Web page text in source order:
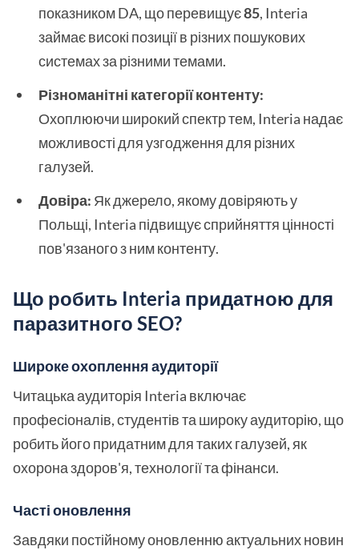
показником DA, що перевищує85, Interia
займає високі позиції в різних пошукових
системах за різними темами.
Різноманітні категорії контенту:
Охоплюючи широкий спектр тем, Interia надає
можливості для узгодження для різних
галузей.
Довіра: Як джерело, якому довіряють у
Польщі, Interia підвищує сприйняття цінності
пов'язаного з ним контенту.
Що робить Interia придатною для
паразитного SEO?
Широке охоплення аудиторії
Читацька аудиторія Interia включає
професіоналів, студентів та широку аудиторію, що
робить його придатним для таких галузей, як
охорона здоров'я, технології та фінанси.
Часті оновлення
Завдяки постійному оновленню актуальних новин